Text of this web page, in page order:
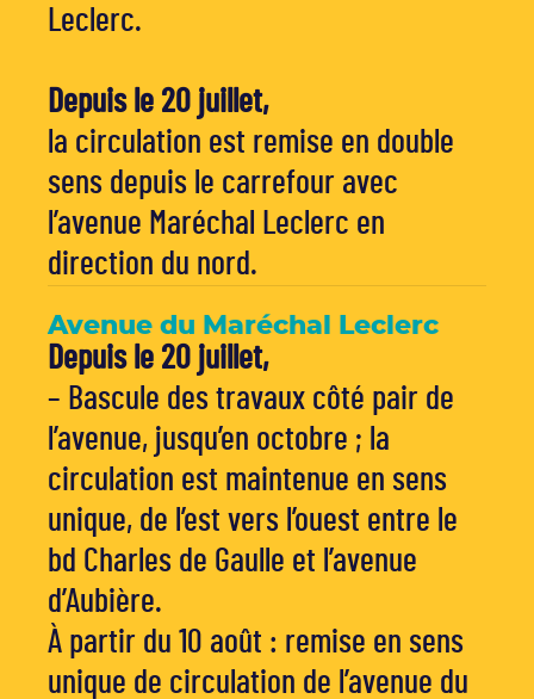
Leclerc.
Depuis le 20 juillet,
la circulation est remise en double
sens depuis le carrefour avec
l’avenue Maréchal Leclerc en
direction du nord.
Avenue du Maréchal Leclerc
Depuis le 20 juillet,
– Bascule des travaux côté pair de
l’avenue, jusqu’en octobre ; la
circulation est maintenue en sens
unique, de l’est vers l’ouest entre le
bd Charles de Gaulle et l’avenue
d’Aubière.
À partir du 10 août : remise en sens
unique de circulation de l’avenue du